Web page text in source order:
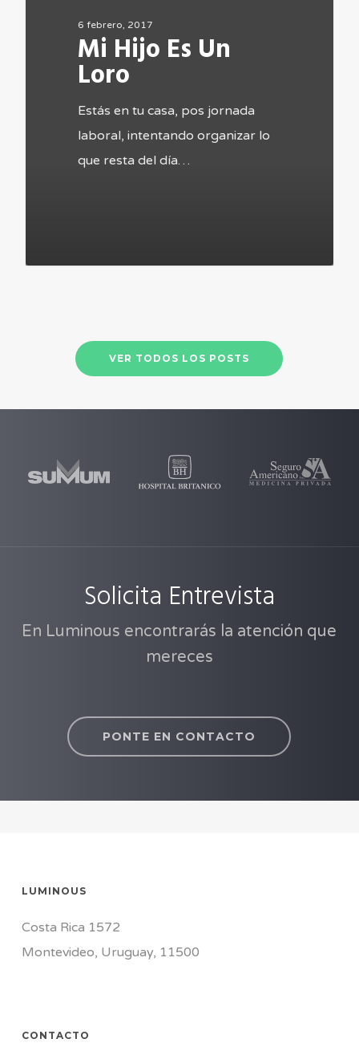
6 febrero, 2017
Mi Hijo Es Un
Loro
Estás en tu casa, pos jornada
laboral, intentando organizar lo
que resta del día…
VER TODOS LOS POSTS
Solicita Entrevista
En Luminous encontrarás la atención que
mereces
PONTE EN CONTACTO
LUMINOUS
Costa Rica 1572
Montevideo, Uruguay, 11500
CONTACTO